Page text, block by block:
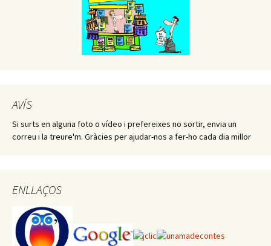
AVÍS
Si surts en alguna foto o vídeo i prefereixes no sortir, envia un
correu i la treure'm. Gràcies per ajudar-nos a fer-ho cada dia millor
ENLLAÇOS